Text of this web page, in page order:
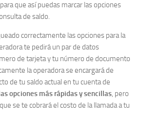
que así puedas marcar las opciones
de saldo.
correctamente las opciones para la
te pedirá un par de datos
de tarjeta y tu número de documento
la operadora se encargará de
de tu saldo actual en tu cuenta de
opciones más rápidas y sencillas, pero
se te cobrará el costo de la llamada a tu